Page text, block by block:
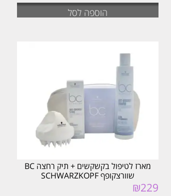
הוספה לסל
מארז לטיפול בקשקשים + תיק רחצה BC
שוורצקופף SCHWARZKOPF
₪229